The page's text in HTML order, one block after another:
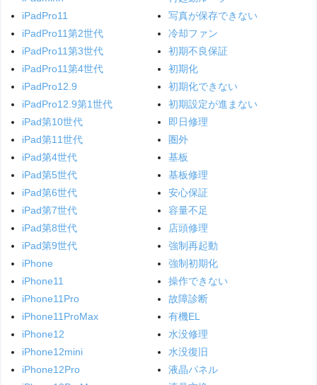
iPadPro11
iPadPro11第2世代
iPadPro11第3世代
iPadPro11第4世代
iPadPro12.9
iPadPro12.9第1世代
iPad第10世代
iPad第11世代
iPad第4世代
iPad第5世代
iPad第6世代
iPad第7世代
iPad第8世代
iPad第9世代
iPhone
iPhone11
iPhone11Pro
iPhone11ProMax
iPhone12
iPhone12mini
iPhone12Pro
写真が保存できない
冷却ファン
初期不良保証
初期化
初期化できない
初期設定が進まない
即日修理
圏外
基板
基板修理
安心保証
容量不足
店頭修理
強制再起動
強制初期化
操作できない
故障診断
有機EL
水没修理
水没復旧
液晶パネル